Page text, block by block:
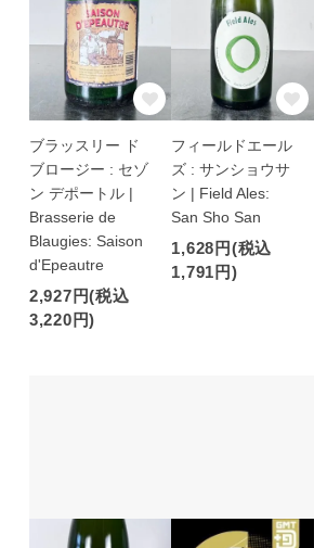
ブラッスリー ド
ブロージー : セゾ
ン デポートル |
Brasserie de
Blaugies: Saison
d'Epeautre
2,927円(税込
3,220円)
フィールドエール
ズ : サンショウサ
ン | Field Ales:
San Sho San
1,628円(税込
1,791円)